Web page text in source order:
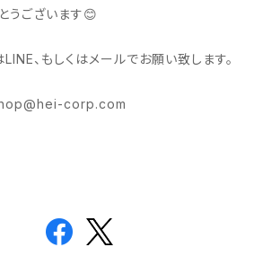
うございます😊
、もしくはメールでお願い致します。
corp.com